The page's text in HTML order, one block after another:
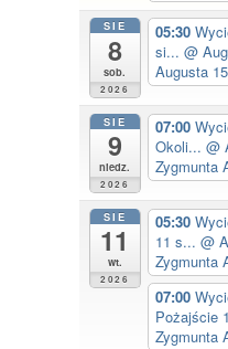
SIE
8
sob.
2026
05:30
si... @
Augusta 15
SIE
9
niedz.
2026
07:00
Okoli... @
Zygmunta
SIE
11
wt.
2026
05:30
11 s... @
Zygmunta
07:00
Pożajście
Zygmunta